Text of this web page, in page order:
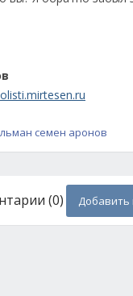
семен аронов
(0) Добавить